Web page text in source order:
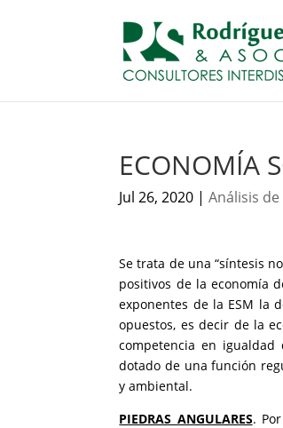
ECONOMÍA
Jul 26, 2020 |Análisis
Se trata de una “síntesis
positivos de la economía
exponentes de la ESM la
opuestos, es decir de la
competencia en
dotado de una función
y ambiental.
PIEDRAS ANGULARES.